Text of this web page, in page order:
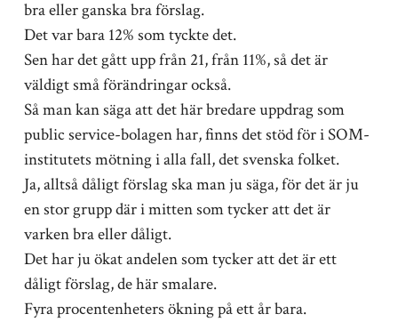
bra eller ganska bra förslag.
Det var bara 12% som tyckte det.
Sen har det gått upp från 21, från 11%, så det är
väldigt små förändringar också.
Så man kan säga att det här bredare uppdrag som
public service-bolagen har, finns det stöd för i SOM-
institutets mötning i alla fall, det svenska folket.
Ja, alltså dåligt förslag ska man ju säga, för det är ju
en stor grupp där i mitten som tycker att det är
varken bra eller dåligt.
Det har ju ökat andelen som tycker att det är ett
dåligt förslag, de här smalare.
Fyra procentenheters ökning på ett år bara.